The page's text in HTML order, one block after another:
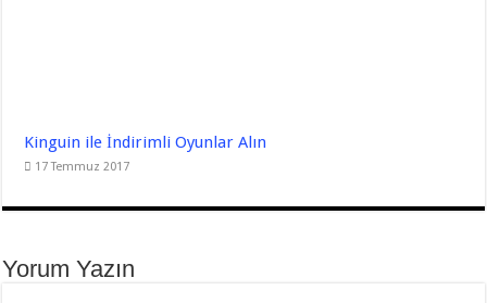
Kinguin ile İndirimli Oyunlar Alın
17 Temmuz 2017
Yorum Yazın